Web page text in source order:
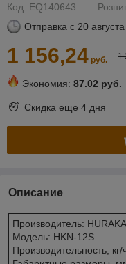
Код: EQ140643
Отправка с 20
1 156,24 руб. 1
Экономия: 87.02 руб.
Скидка еще 4 дня
Описание
Производитель:
Модель: HKN-12S
Производительность, кг/